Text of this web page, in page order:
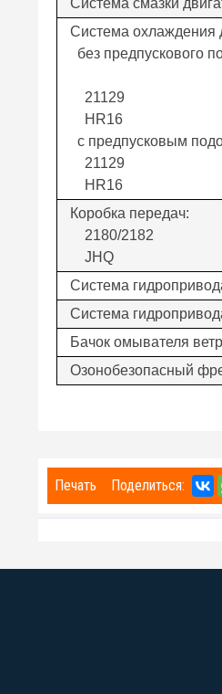
Система смазки
Система охлаждения
без предпускового
21129
HR16
с предпусковым
21129
HR16
Коробка передач:
2180/2182
JHQ
Система
Система
Бачок омывателя
Озонобезопасный
Печать Поделиться: